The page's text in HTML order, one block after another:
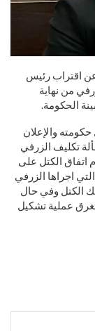
اقتراب رئيس
من نهاية
الحكومة.
والإعلان
تكليف الزرفي
الكتل على
اجراها الزرفي
الكتل وفي حال
عملية تشكيل